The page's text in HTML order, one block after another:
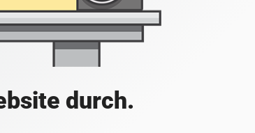
durch.